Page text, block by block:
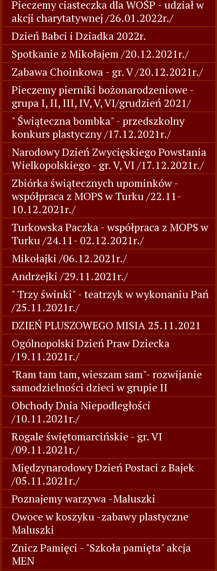
Pieczemy ciasteczka dla WOŚP - udział w
akcji charytatywnej /26.01.2022r./
Dzień Babci i Dziadka 2022r.
Spotkanie z Mikołajem /20.12.2021r./
Zabawa Choinkowa - gr. V /20.12.2021r./
Pieczemy pierniki bożonarodzeniowe -
grupa I, II, III, IV, V, VI/grudzień 2021/
" Świąteczna bombka" - przedszkolny
konkurs plastyczny /17.12.2021r./
Narodowy Dzień Zwycięskiego Powstania
Wielkopolskiego - gr. V, VI /17.12.2021r./
Zbiórka świątecznych upominków -
współpraca z MOPS w Turku /22.11-
10.12.2021r./
Turkowska Paczka - współpraca z MOPS w
Turku /24.11- 02.12.2021r./
Mikołajki /06.12.2021r./
Andrzejki /29.11.2021r./
" Trzy świnki" - teatrzyk w wykonaniu Pań
/25.11.2021r./
DZIEŃ PLUSZOWEGO MISIA 25.11.2021
Ogólnopolski Dzień Praw Dziecka
/19.11.2021r./
"Ram tam tam, wieszam sam"- rozwijanie
samodzielności dzieci w grupie II
Obchody Dnia Niepodległości
/10.11.2021r./
Rogale świętomarcińskie - gr. VI
/09.11.2021r./
Międzynarodowy Dzień Postaci z Bajek
/05.11.2021r./
Poznajemy warzywa -Maluszki
Owoce w koszyku -zabawy plastyczne
Maluszki
Znicz Pamięci - "Szkoła pamięta" akcja
MEN